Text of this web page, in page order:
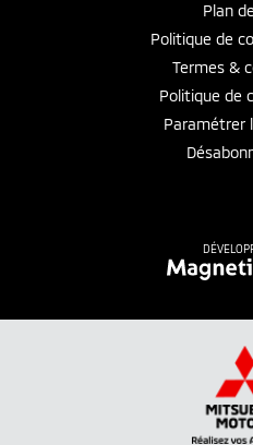
Plan
Politique de
Termes &
Politique de
Paramétrer